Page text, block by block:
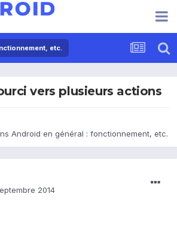
etc.
vers plusieurs actions
Android en général : fonctionnement, etc.
2014